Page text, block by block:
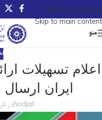
Skip to navigation
Skip to main content
منو
اعلام تسهیلات
ایران
hodjatدر تاریخ